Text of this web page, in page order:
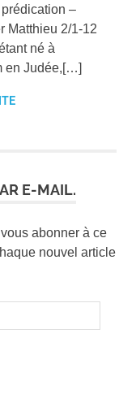
–
Matthieu 2/1-12
né à
en Judée,[…]
E-MAIL.
abonner à ce
nouvel article